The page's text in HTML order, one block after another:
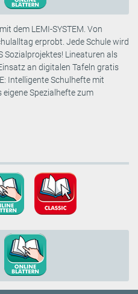
dem LEMI-SYSTEM. Von
erprobt. Jede Schule wird
Sozialprojektes! Lineaturen als
an digitalen Tafeln gratis
Intelligente Schulhefte mit
Spezialhefte zum